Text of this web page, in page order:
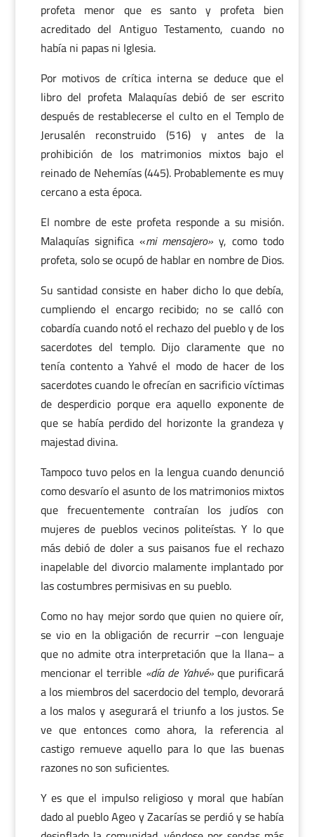
profeta menor que es santo y profeta bien
acreditado del Antiguo Testamento, cuando no
había ni papas ni Iglesia.
Por motivos de crítica interna se deduce que el
libro del profeta Malaquías debió de ser escrito
después de restablecerse el culto en el Templo de
Jerusalén reconstruido (516) y antes de la
prohibición de los matrimonios mixtos bajo el
reinado de Nehemías (445). Probablemente es muy
cercano a esta época.
El nombre de este profeta responde a su misión.
Malaquías significa «mi mensajero» y, como todo
profeta, solo se ocupó de hablar en nombre de Dios.
Su santidad consiste en haber dicho lo que debía,
cumpliendo el encargo recibido; no se calló con
cobardía cuando notó el rechazo del pueblo y de los
sacerdotes del templo. Dijo claramente que no
tenía contento a Yahvé el modo de hacer de los
sacerdotes cuando le ofrecían en sacrificio víctimas
de desperdicio porque era aquello exponente de
que se había perdido del horizonte la grandeza y
majestad divina.
Tampoco tuvo pelos en la lengua cuando denunció
como desvarío el asunto de los matrimonios mixtos
que frecuentemente contraían los judíos con
mujeres de pueblos vecinos politeístas. Y lo que
más debió de doler a sus paisanos fue el rechazo
inapelable del divorcio malamente implantado por
las costumbres permisivas en su pueblo.
Como no hay mejor sordo que quien no quiere oír,
se vio en la obligación de recurrir –con lenguaje
que no admite otra interpretación que la llana– a
mencionar el terrible «día de Yahvé»que purificará
a los miembros del sacerdocio del templo, devorará
a los malos y asegurará el triunfo a los justos. Se
ve que entonces como ahora, la referencia al
castigo remueve aquello para lo que las buenas
razones no son suficientes.
Y es que el impulso religioso y moral que habían
dado al pueblo Ageo y Zacarías se perdió y se había